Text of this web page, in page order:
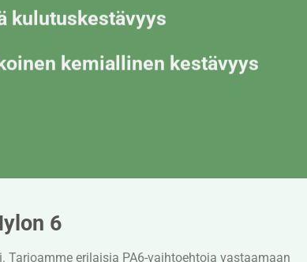
kulutuskestävyys
kemiallinen kestävyys
6
erilaisia PA6-vaihtoehtoja vastaamaan